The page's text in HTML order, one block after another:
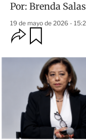
Por: Brenda Salas
19 de mayo de 2026 -
O
p
i
e
s
d
c
o
r
d
a
r